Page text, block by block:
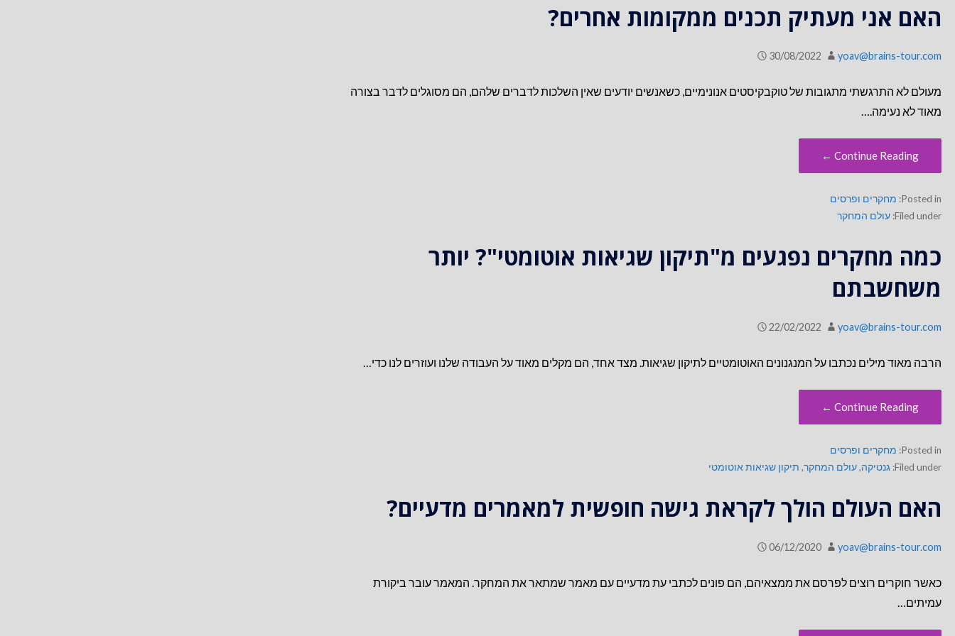
האם אני מעתיק תכנים ממקומות אחרים?
30/08/2022 yoav@brains-tour.com
מעולם לא התרגשתי מתגובות של טוקבקיסטים אנונימיים, כשאנשים יודעים שאין השלכות לדברים שלהם, הם מסוגלים לדבר בצורה
מאוד לא נעימה.…
Continue Reading ←
Posted in: מחקרים ופרסים
Filed under: עולם המחקר
כמה מחקרים נפגעים מ"תיקון שגיאות אוטומטי"? יותר
משחשבתם
22/02/2022 yoav@brains-tour.com
הרבה מאוד מילים נכתבו על המנגנונים האוטומטיים לתיקון שגיאות. מצד אחד, הם מקלים מאוד על העבודה שלנו ועוזרים לנו כדי…
Continue Reading ←
Posted in: מחקרים ופרסים
Filed under: גנטיקה,עולם המחקר, תיקון שגיאות אוטומטי
האם העולם הולך לקראת גישה חופשית למאמרים מדעיים?
06/12/2020 yoav@brains-tour.com
כאשר חוקרים רוצים לפרסם את ממצאיהם, הם פונים לכתבי עת מדעיים עם מאמר שמתאר את המחקר. המאמר עובר ביקורת
עמיתים…